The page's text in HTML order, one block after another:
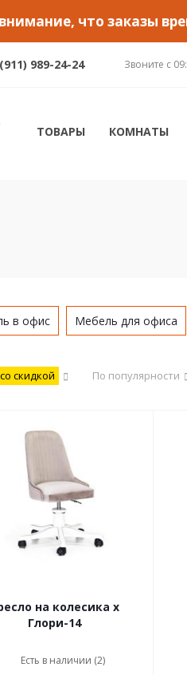
что заказы
989-24-24 Звоните с
ТОВАРЫ КОМНАТЫ
в офис Мебель для офиса
скидкой По популярности
на колесика х
Глори-14
Есть в наличии (2)